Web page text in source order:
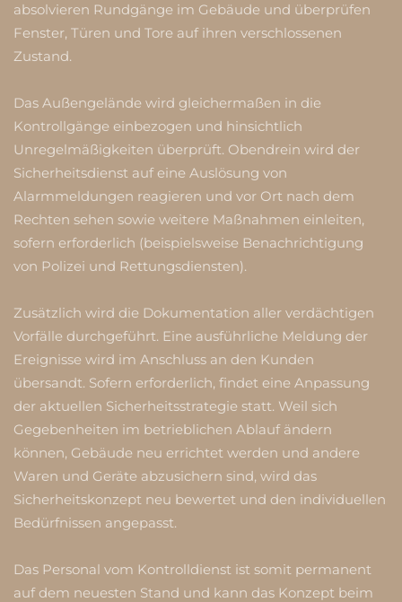
absolvieren Rundgänge im Gebäude und überprüfen
Fenster, Türen und Tore auf ihren verschlossenen
Zustand.
Das Außengelände wird gleichermaßen in die
Kontrollgänge einbezogen und hinsichtlich
Unregelmäßigkeiten überprüft. Obendrein wird der
Sicherheitsdienst auf eine Auslösung von
Alarmmeldungen reagieren und vor Ort nach dem
Rechten sehen sowie weitere Maßnahmen einleiten,
sofern erforderlich (beispielsweise Benachrichtigung
von Polizei und Rettungsdiensten).
Zusätzlich wird die Dokumentation aller verdächtigen
Vorfälle durchgeführt. Eine ausführliche Meldung der
Ereignisse wird im Anschluss an den Kunden
übersandt. Sofern erforderlich, findet eine Anpassung
der aktuellen Sicherheitsstrategie statt. Weil sich
Gegebenheiten im betrieblichen Ablauf ändern
können, Gebäude neu errichtet werden und andere
Waren und Geräte abzusichern sind, wird das
Sicherheitskonzept neu bewertet und den individuellen
Bedürfnissen angepasst.
Das Personal vom Kontrolldienst ist somit permanent
auf dem neuesten Stand und kann das Konzept beim